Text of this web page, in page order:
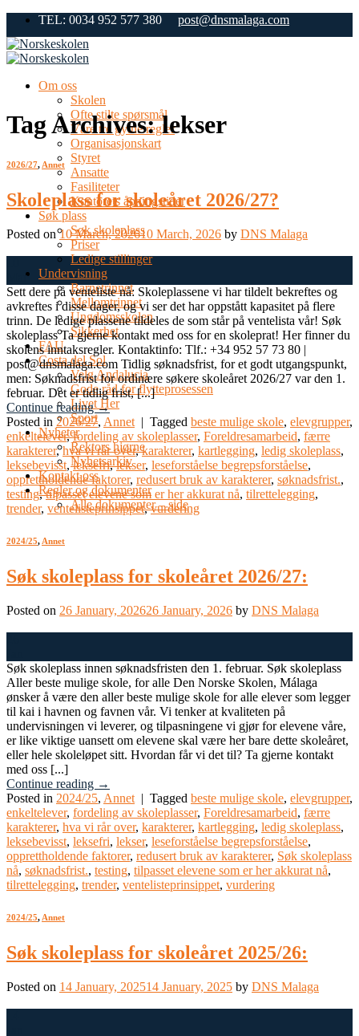
Skip
content
TEL: 0034 952 577 380 post@dnsmalaga.com
Om oss
Skolen
Ofte stilte spørsmål
Våre tre gylne regler
Organisasjonskart
Styret
Ansatte
Fasiliteter
Kontorets åpningstider
Søk plass
Søk skoleplass
Priser
Ledige stillinger
Undervisning
Barnetrinnet
Mellomtrinnet
Ungdomsskolen
Sikkerhet
FAU
Costa del Sol
Velg Andalucia
Gode råd for flytteprosessen
Livet Her
Sport
Nyheter
Rektors hjørne
Nyhetsarkiv
Kontakt oss
Regler og dokumenter
Alle dokumenter – side
Tag Archives:lekser
2026/27,Annet
Skoleplass for skoleåret 2026/27?
Posted on10 March, 202610 March, 2026 by DNS Malaga
Mar
Sett dere på venteliste nå: Skoleplassene vi har tildelt bekreftes og
avkreftes i disse dager, og vi ser det har oppstått kapasitet på flere
trinn. De ledige plassene tildeles de som står på ventelista vår! Søk
skoleplass Ta gjerne kontakt med oss for en skoleprat! Her finner du
skolens inntaksregler. Kontaktinfo: Tlf.: +34 952 57 73 80 |
post@dnsmalaga.com Tidlig søknadsfrist, for et godt utgangspunkt,
men: Søknadsfrist for ordinære søkere skoleåret 2026/27 var den 1.
februar. Det er tidlig frist, [...]
Continue reading→
Posted in 2026/27, Annet | Tagged beste mulige skole, elevgrupper,
enkeltelever,fordeling av skoleplasser, Foreldresamarbeid, færre
karakterer,hva vi rår over,karakterer, kartlegging, ledig skoleplass,
leksebevisst,leksefri,lekser, leseforståelse begrepsforståelse,
opprettholdende faktorer, redusert bruk av karakterer, søknadsfrist.,
testing,tilpasset elevene som er her akkurat nå, tilrettelegging,
trender, ventelisteprinsippet,vurdering
2024/25, Annet
Søk skoleplass for skoleåret 2026/27:
Posted on 26 January, 202626 January, 2026 by DNS Malaga
Søk skoleplass innen søknadsfristen den 1. februar. Søk skoleplass
Aller beste mulige skole, for alle Den Norske Skolen, Málaga
ønsker å være den aller beste mulige skole for alle elever som legger
til kai i havnen og favnen vår. Vi tenker at kvaliteten på
undervisningen vi leverer, og tilpasningene vi gjør for elevene våre,
er like viktige uansett om elevene skal være her bare dette skoleåret,
eller hele skoleløpet sitt. Hvordan får vi det til? Ta gjerne kontakt
med oss [...]
Continue reading →
Posted in 2024/25, Annet | Tagged beste mulige skole, elevgrupper,
enkeltelever, fordeling av skoleplasser, Foreldresamarbeid, færre
karakterer, hva vi rår over, karakterer, kartlegging, ledig skoleplass,
leksebevisst, leksefri, lekser, leseforståelse begrepsforståelse,
opprettholdende faktorer, redusert bruk av karakterer, Søk skoleplass
nå, søknadsfrist., testing, tilpasset elevene som er her akkurat nå,
tilrettelegging, trender, ventelisteprinsippet, vurdering
2024/25, Annet
Søk skoleplass for skoleåret 2025/26:
Posted on 14 January, 202514 January, 2025 by DNS Malaga